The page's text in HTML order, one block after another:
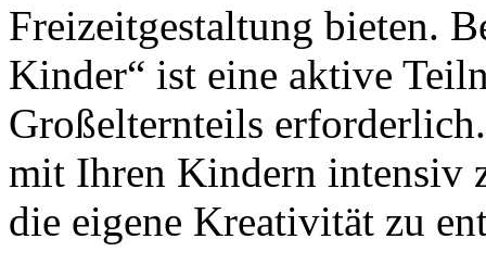
Freizeitgestaltung bieten.
Kinder“ ist eine aktive
Großelternteils
mit Ihren Kindern intensiv
die eigene Kreativität zu